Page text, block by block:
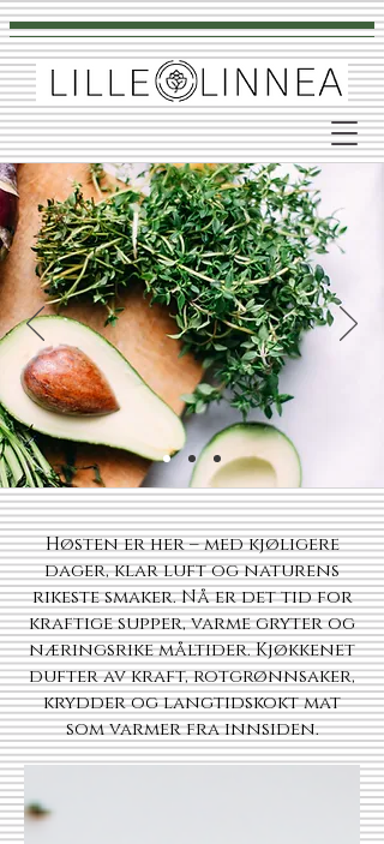
Høsten er her – med kjøligere
dager, klar luft og naturens
rikeste smaker. Nå er det tid for
kraftige supper, varme gryter og
næringsrike måltider. Kjøkkenet
dufter av kraft, rotgrønnsaker,
krydder og langtidskokt mat
som varmer fra innsiden.